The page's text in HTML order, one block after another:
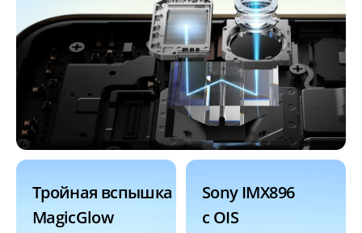
Sony IMX896
c OIS
Тройная вспышка
MagicGlow